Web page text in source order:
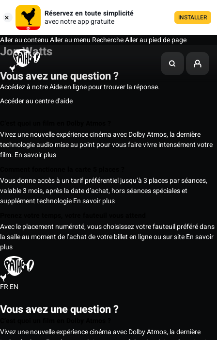
Réservez en toute simplicité
avec notre app gratuite
INSTALLER
Aller au contenuAller au menu RechercheAller au pied de page
Jon Watts
Vous avez une question ?
Accédez à notre Aide en ligne pour trouver la réponse.
Accéder au centre d'aide
Vivez une nouvelle expérience cinéma avec Dolby Atmos, la dernière
technologie audio mise au point pour vous faire vivre intensément votre
film. En savoir plus
Vous donne accès à un tarif préférentiel jusqu’à 3 places par séances,
valable 3 mois, après la date d’achat, hors séances spéciales et
supplément technologieEn savoir plus
Avec le placement numéroté, vous choisissez votre fauteuil préféré dans
la salle au moment de l’achat de votre billet en ligne ou sur siteEn savoir
plus
FREN
Vous avez une question ?
Vivez une nouvelle expérience cinéma avec Dolby Atmos, la dernière